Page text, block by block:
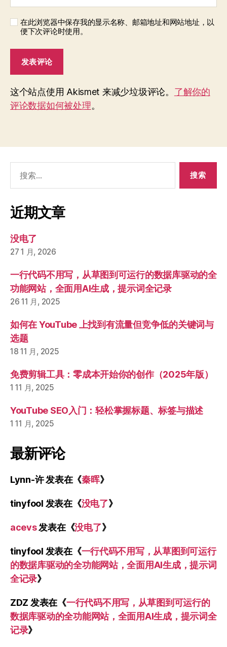
在此浏览器中保存我的显示名称、邮箱地址和网站地址，以
便下次评论时使用。
这个站点使用 Akismet 来减少垃圾评论。 了解你的
评论数据如何被处理。
索：
近期文章
没电了
27 1 月, 2026
一行代码不用写，从草图到可运行的数据库驱动的全
功能网站，全面用AI生成，提示词全记录
26 11 月, 2025
如何在 YouTube 上找到有流量但竞争低的关键词与
选题
18 11 月, 2025
免费剪辑工具：零成本开始你的创作（2025年版）
1 11 月, 2025
YouTube SEO入门：轻松掌握标题、标签与描述
1 11 月, 2025
最新评论
Lynn-许发表在《秦晖》
tinyfool 发表在《没电了》
acevs发表在《没电了》
tinyfool 发表在《一行代码不用写，从草图到可运行
的数据库驱动的全功能网站，全面用AI生成，提示词
全记录》
ZDZ 发表在《一行代码不用写，从草图到可运行的
数据库驱动的全功能网站，全面用AI生成，提示词全
记录》